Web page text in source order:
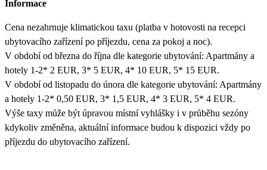
Informace
Cena nezahrnuje klimatickou taxu (platba v hotovosti na recepci
ubytovacího zařízení po příjezdu, cena za pokoj a noc).
V období od března do října dle kategorie ubytování: Apartmány a
hotely 1-2* 2 EUR, 3* 5 EUR, 4* 10 EUR, 5* 15 EUR.
V období od listopadu do února dle kategorie ubytování: Apartmány
a hotely 1-2* 0,50 EUR, 3* 1,5 EUR, 4* 3 EUR, 5* 4 EUR.
Výše taxy může být úpravou místní vyhlášky i v průběhu sezóny
kdykoliv změněna, aktuální informace budou k dispozici vždy po
příjezdu do ubytovacího zařízení.